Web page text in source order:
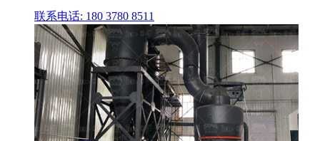
联系电话: 180 3780 8511